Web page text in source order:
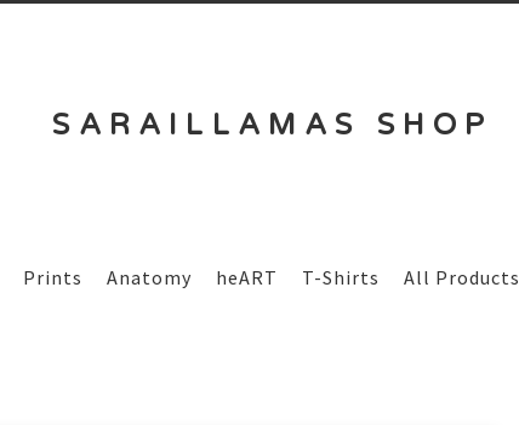
SARAILLAMAS SHOP
Prints Anatomy heART T-Shirts All Products